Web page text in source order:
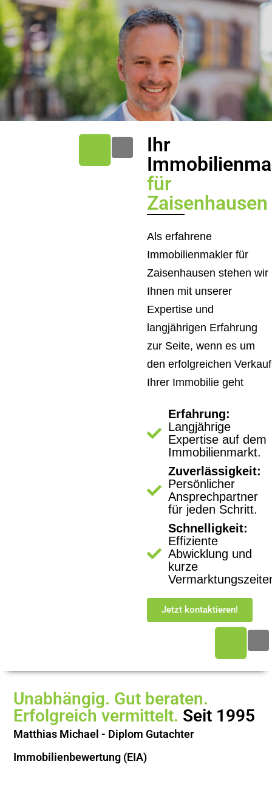
Ihr
für
Zaisenhausen
Als erfahrene
Immobilienmakler für
Zaisenhausen stehen wir
Ihnen mit unserer
Expertise und
langjährigen Erfahrung
zur Seite, wenn es um
den erfolgreichen Verkauf
Ihrer Immobilie geht
Erfahrung:
Langjährige
Expertise auf dem
Immobilienmarkt.
Zuverlässigkeit:
Persönlicher
Ansprechpartner
für jeden Schritt.
Schnelligkeit:
Effiziente
Abwicklung und
kurze
Jetzt kontaktieren!
Unabhängig. Gut beraten.
Erfolgreich vermittelt. Seit 1995
Matthias Michael - Diplom Gutachter
Immobilienbewertung (EIA)